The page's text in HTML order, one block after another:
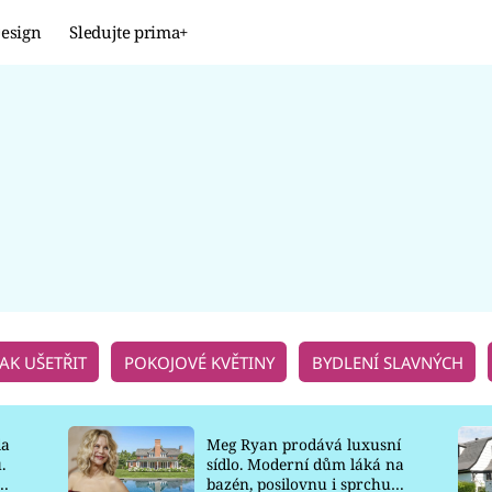
Sledujte prima+
UŠETŘIT POKOJOVÉ KVĚTINY BYDLENÍ SLAVNÝCH
Meg Ryan prodává luxusní
sídlo. Moderní dům láká na
bazén, posilovnu i sprchu